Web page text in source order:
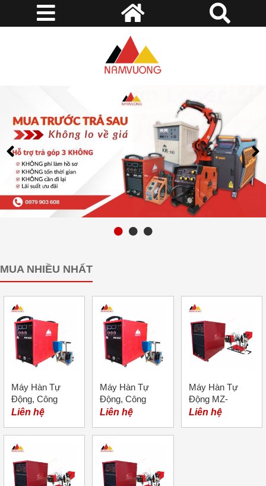
MUA NHIỀU NHẤT
Máy Hàn Tự
Động, Công
nghệ Inverter;
Liên hệ
Máy Hàn Tự
Động, Công
Nghệ Thyritor,
Liên hệ
Máy Hàn Tự
Động MZ-
1000A; Hiệu:
Liên hệ